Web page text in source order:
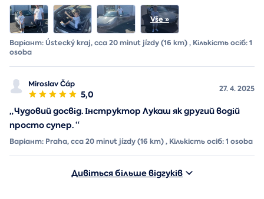
Варіант: Ústecký kraj, cca 20 minut jízdy (16 km) , Кількість осіб: 1
osoba
Miroslav Čáp
5,0
27. 4. 2025
„Чудовий досвід. Інструктор Лукаш як другий водій
просто супер.“
Варіант: Praha, cca 20 minut jízdy (16 km) , Кількість осіб: 1 osoba
Дивіться більше відгуків